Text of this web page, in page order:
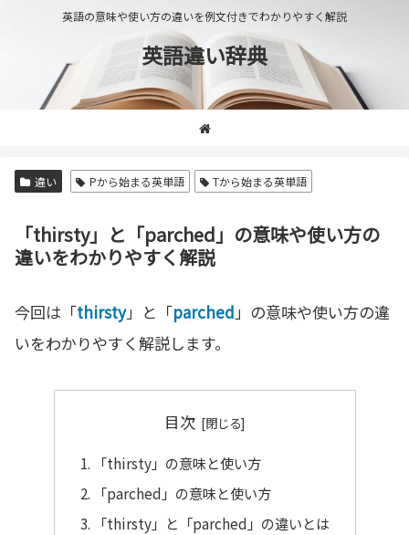
英語の意味や使い方の違いを例文付きでわかりやすく解説
英語違い辞典
違い Pから始まる英単語 Tから始まる英単語
「thirsty」と「parched」の意味や使い方の
違いをわかりやすく解説
今回は「thirsty」と「parched」の意味や使い方の違
いをわかりやすく解説します。
目次
「thirsty」の意味と使い方
「parched」の意味と使い方
「thirsty」と「parched」の違いとは